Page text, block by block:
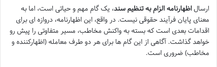
ارسالاظهارنامه الزام به تنظیم سند، یک گام مهم و حیاتی است، اما به
معنای پایان فرآیند حقوقی نیست. در واقع، این اظهارنامه، دروازه ای برای
اقدامات بعدی است که بسته به واکنش مخاطب، مسیر متفاوتی را پیش رو
خواهد گذاشت. آگاهی از این گام ها برای هر دو طرف معامله (اظهارکننده و
مخاطب) ضروری است.